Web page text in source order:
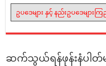
ဥပဒေများ နှင့် နည်းဥပဒေများက
ဆက်သွယ်ရန်ဖုန်းနံပါတ်မ